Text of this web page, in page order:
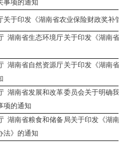
事项的通知
关于印发《湖南省农业保险财政奖补管
湖南省生态环境厅关于印发《湖南省
湖南省自然资源厅关于印发《湖南省
湖南省发展和改革委员会关于明确我
项的通知
湖南省粮食和储备局关于印发《湖南
法》的通知